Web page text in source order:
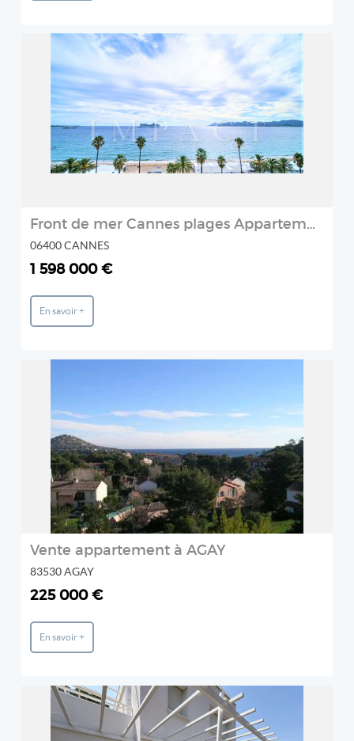
REF: 979 MC
Front de mer Cannes plages Appartement 4 pièces état neuf à ven
06400 CANNES
1 598 000 €
En savoir +
2
Vente appartement à AGAY
83530 AGAY
225 000 €
En savoir +
REF: VILLA2TAMA-SAJATIM
SAJATIM